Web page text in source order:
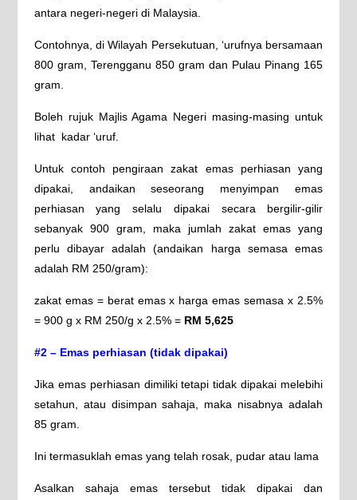
antara negeri-negeri di Malaysia.
Contohnya, di Wilayah Persekutuan, ‘urufnya bersamaan
800 gram, Terengganu 850 gram dan Pulau Pinang 165
gram.
Boleh rujuk Majlis Agama Negeri masing-masing untuk
lihat kadar ‘uruf.
Untuk contoh pengiraan zakat emas perhiasan yang
dipakai, andaikan seseorang menyimpan emas
perhiasan yang selalu dipakai secara bergilir-gilir
sebanyak 900 gram, maka jumlah zakat emas yang
perlu dibayar adalah (andaikan harga semasa emas
adalah RM 250/gram):
zakat emas = berat emas x harga emas semasa x 2.5%
= 900 g x RM 250/g x 2.5% = RM 5,625
#2 – Emas perhiasan (tidak dipakai)
Jika emas perhiasan dimiliki tetapi tidak dipakai melebihi
setahun, atau disimpan sahaja, maka nisabnya adalah
85 gram.
Ini termasuklah emas yang telah rosak, pudar atau lama
Asalkan sahaja emas tersebut tidak dipakai dan